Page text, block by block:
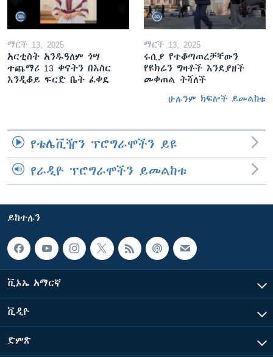
ማርች 13, 2025
አርቲስት አንዱዓለም ጎሣ
ተጨማሪ 13 ቀናትን በእስር
እንዲቆይ ፍርድ ቤት ፈቀደ
ማርች 13, 2025
ሩሲያ የተቆጣጠረቻቸውን
የዩክሬን ግዛቶች እንደያዘች
መቀጠል ትሻለች
ሁሉንም ክፍሎች ይመልከቱ
የቴሌቪዥን ፕሮግራሞችን ይዩ
የራዲዮ ፕሮግራሞችን ይመልከቱ
ይከተሉን
ቪኦኤ አማርኛ
ቪዲዮ
ድምጽ